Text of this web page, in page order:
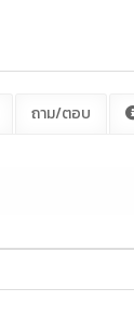
ถาม/ตอบ